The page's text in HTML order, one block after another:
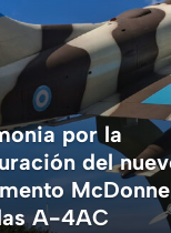
por la
del
A-4AC